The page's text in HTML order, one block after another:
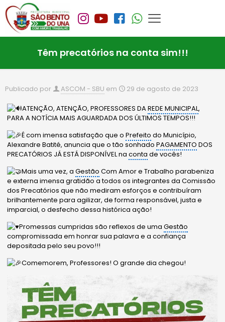
Têm precatórios na conta sim!!!
Publicado por ASCOM - SBU em 29 de agosto de 2023
ATENÇÃO, ATENÇÃO, PROFESSORES DAREDE MUNICIPAL,
PARA A NOTÍCIA MAIS AGUARDADA DOS ÚLTIMOS TEMPOS!!!
É com imensa satisfação que oPrefeito do Município,
Alexandre Batité, anuncia que o tão sonhadoPAGAMENTO DOS
PRECATÓRIOS JÁ ESTÁ DISPONÍVEL naconta de vocês!
Mais uma vez, aGestão Com Amor e Trabalho parabeniza
e externa imensa gratidão a todos os integrantes da Comissão
dos Precatórios que não mediram esforços e contribuíram
brilhantemente para agilizar, de formaresponsável, justa e
imparcial, o desfecho dessa histórica ação!
Promessas cumpridas são reflexos de umaGestão
compromissada em honrar sua palavra e a confiança
depositada pelo seu povo!!!
Comemorem, Professores! O grande dia chegou!